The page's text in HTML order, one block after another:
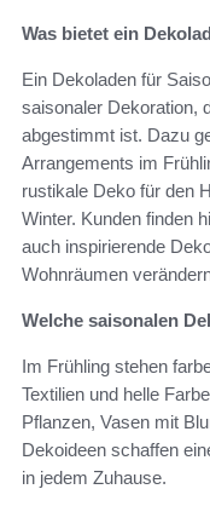
Was bietet ein
Ein Dekoladen für
saisonaler Dekoration,
abgestimmt ist. Dazu
Arrangements im
rustikale Deko für den
Winter. Kunden finden
auch inspirierende
Wohnräumen
Welche saisonalen
Im Frühling stehen
Textilien und helle
Pflanzen, Vasen mit
Dekoideen schaffen
in jedem Zuhause.